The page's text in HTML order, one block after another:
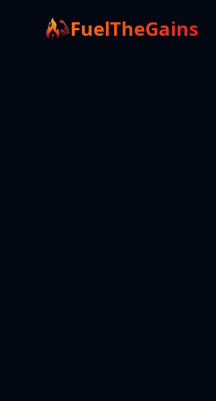
FuelTheGains